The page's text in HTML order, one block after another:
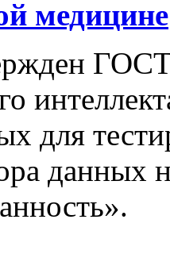
медицине
для
данных